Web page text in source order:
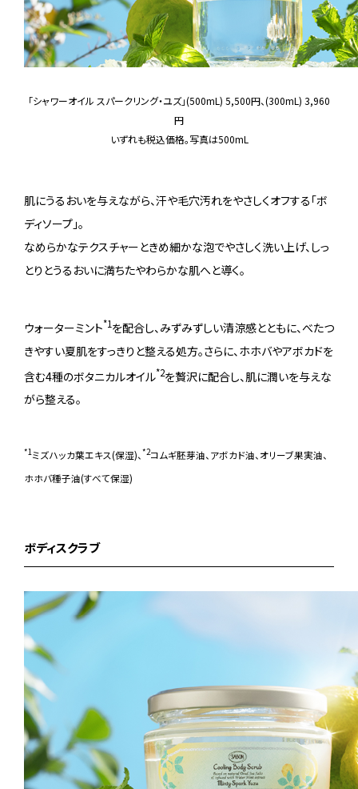
「シャワーオイル スパークリング・ユズ」(500mL) 5,500円、(300mL) 3,960
円
いずれも税込価格。写真は500mL
肌にうるおいを与えながら、汗や毛穴汚れをやさしくオフする「ボ
ディソープ」。
なめらかなテクスチャーときめ細かな泡でやさしく洗い上げ、しっ
とりとうるおいに満ちたやわらかな肌へと導く。
ウォーターミント*1を配合し、みずみずしい清涼感とともに、べたつ
きやすい夏肌をすっきりと整える処方。さらに、ホホバやアボカドを
含む4種のボタニカルオイル*2を贅沢に配合し、肌に潤いを与えな
がら整える。
*1ミズハッカ葉エキス(保湿)、 *2コムギ胚芽油、アボカド油、オリーブ果実油、
ホホバ種子油(すべて保湿)
ボディスクラブ